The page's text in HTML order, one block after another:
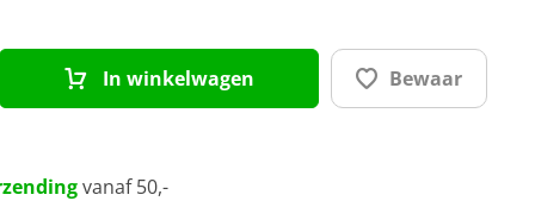
In winkelwagen Bewaar
vanaf 50,-